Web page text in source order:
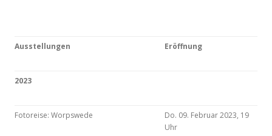
Ausstellungen Eröffnung
2023
Fotoreise: Worpswede
Do. 09. Februar 2023, 19
Uhr